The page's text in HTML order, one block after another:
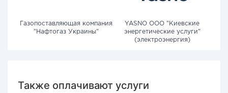
Газопоставляющая компания
"Нафтогаз Украины"
YASNO OOO "Киевские
энергетические услуги"
(электроэнергия)
Также оплачивают услуги